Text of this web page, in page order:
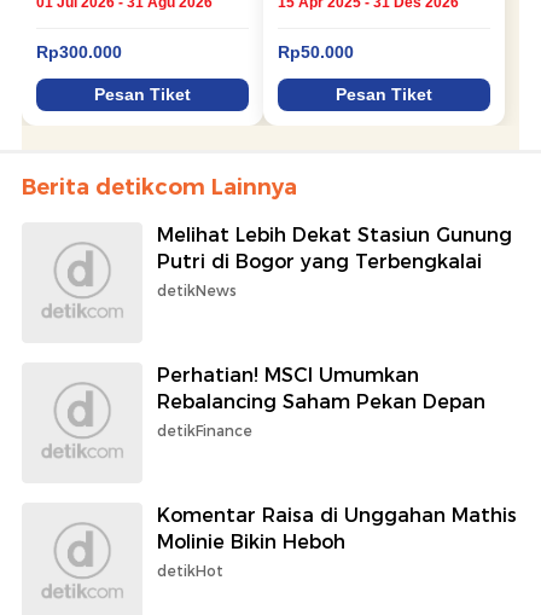
Berita detikcom Lainnya
Melihat Lebih Dekat Stasiun Gunung
Putri di Bogor yang Terbengkalai
detikNews
Perhatian! MSCI Umumkan
Rebalancing Saham Pekan Depan
detikFinance
Komentar Raisa di Unggahan Mathis
Molinie Bikin Heboh
detikHot